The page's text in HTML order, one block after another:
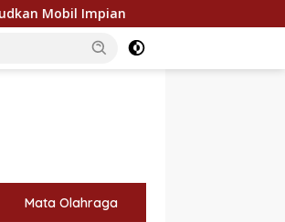
Rayakan 10 Tahun Perjalanan,
Mata Olahraga